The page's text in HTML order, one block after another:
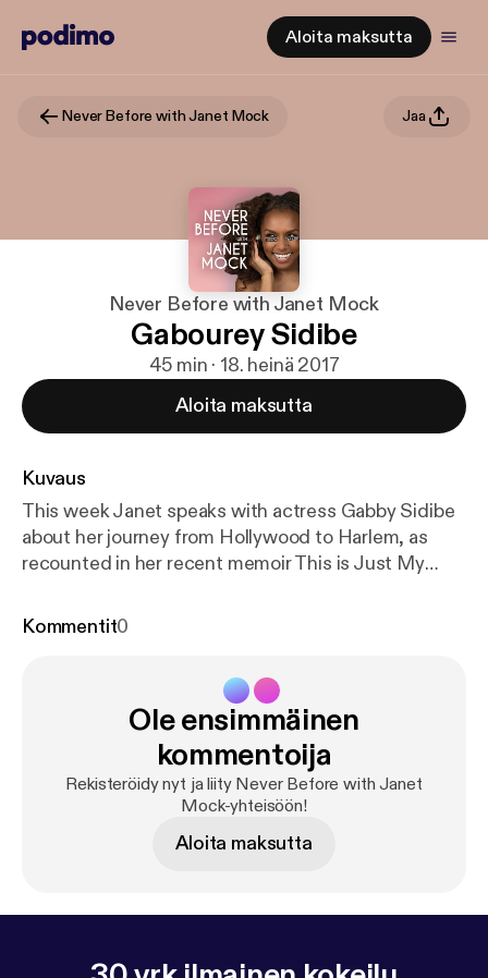
Aloita maksutta
Never Before with Janet Mock Jaa
Never Before with Janet Mock
Gabourey Sidibe
45 min · 18. heinä 2017
Aloita maksutta
Kuvaus
This week Janet speaks with actress Gabby Sidibe
about her journey from Hollywood to Harlem, as
recounted in her recent memoir This is Just My
confidence, class transition, and that time she
Learn more about your ad choices. Visit
podcastchoices.com/adchoices [https://podcastch
oices.com/adchoices]
Kommentit0
Ole ensimmäinen
kommentoija
Rekisteröidy nyt ja liity Never Before with Janet
Mock-yhteisöön!
Aloita maksutta